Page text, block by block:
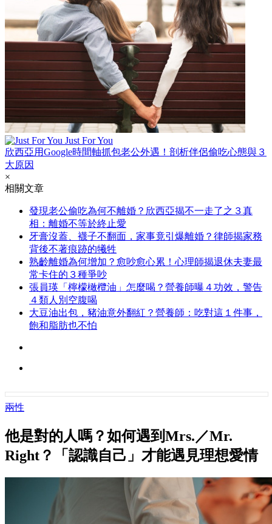
Just For You
欣西亞用Google時間軸抓包老公外遇！剖析伴侶偷吃心態與３
大原因
×
相關文章
發現老公偷吃為何不離婚？欣西亞揭不一走了之３真
相：離婚不等於終止愛
牙膏沒蓋、襪子不翻面，家事竟引爆離婚？律師揭家務
背後不著痕跡的犧牲
熟齡離婚為何增加？愈吵愈心累！心理師揭退休夫妻最
常卡住的３種爭吵
張員瑛「檸檬橄欖油」怎麼喝？營養師曝４功效，警告
４類人別空腹喝
大豆油出包，豬油意外翻紅？營養師：吃對這１件事，
飽和脂肪也不怕
兩性
他是對的人嗎？如何遇到Mrs.／Mr.
Right？「認識自己」才能遇見理想愛情